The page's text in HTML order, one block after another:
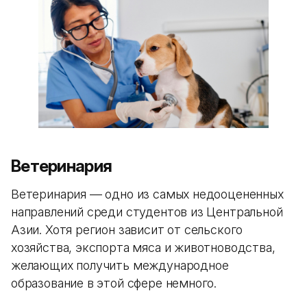
Ветеринария
Ветеринария — одно из самых недооцененных
направлений среди студентов из Центральной
Азии. Хотя регион зависит от сельского
хозяйства, экспорта мяса и животноводства,
желающих получить международное
образование в этой сфере немного.